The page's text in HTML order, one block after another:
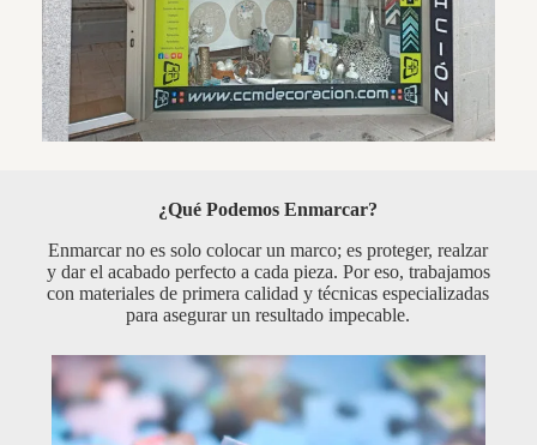
¿Qué Podemos Enmarcar?
Enmarcar no es solo colocar un marco; es proteger, realzar
y dar el acabado perfecto a cada pieza. Por eso, trabajamos
con materiales de primera calidad y técnicas especializadas
para asegurar un resultado impecable.